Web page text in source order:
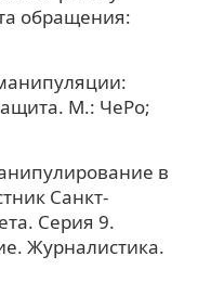
обращения:
М.: ЧеРо;
в
Санкт-
Серия 9.
Журналистика.